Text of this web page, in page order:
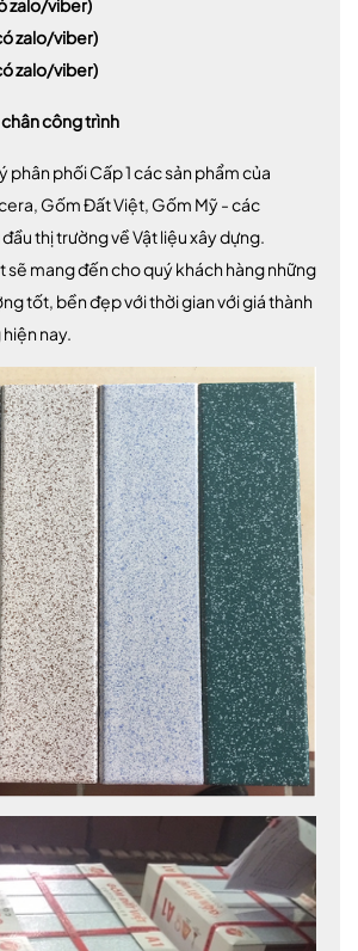
zalo/viber)
zalo/viber)
zalo/viber)
công trình
phân phối Cấp 1 các sản phẩm của
Gốm Đất Việt, Gốm Mỹ - các
thị trường về Vật liệu xây dựng.
sẽ mang đến cho quý khách hàng những
tốt, bền đẹp với thời gian với giá thành
nay.